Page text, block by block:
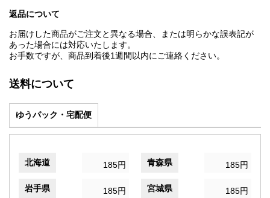
返品について
お届けした商品がご注文と異なる場合、または明らかな誤表記が
あった場合には対応いたします。
お手数ですが、商品到着後1週間以内にご連絡ください。
送料について
ゆうパック・宅配便
北海道 185円 青森県 185円
岩手県 185円 宮城県 185円